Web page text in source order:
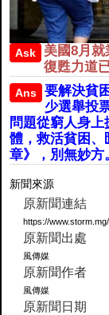
Ask
美國8月就
復甦力道
Ans
要解決貧
少選舉投
問題從窮人身
體，救活貧困、
章》，別無妙方
新聞來源
原新聞連結
https://
原新聞出處
風傳媒
原新聞作者
風傳媒
原新聞日期